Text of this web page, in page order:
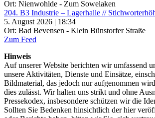
Ort: Nienwohlde - Zum Sowelaken
204. B3 Industrie – Lagerhalle //
5. August 2026 | 18:34
Ort: Bad Bevensen - Klein Bünstorfer Straße
Zum Feed
Hinweis
Auf unserer Website berichten wir umfassend
unsere Aktivitäten, Dienste und Einsätze,
Bildmaterial, das jedoch nur aufgenommen
dies zulässt. Wir halten uns strikt und ohne
Pressekodex, insbesondere schützen wir die
Sollten Sie Bedenken hinsichtlich der hier